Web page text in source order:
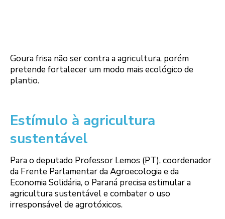
Goura frisa não ser contra a agricultura, porém
pretende fortalecer um modo mais ecológico de
plantio.
Estímulo à agricultura
sustentável
Para o deputado Professor Lemos (PT), coordenador
da Frente Parlamentar da Agroecologia e da
Economia Solidária, o Paraná precisa estimular a
agricultura sustentável e combater o uso
irresponsável de agrotóxicos.